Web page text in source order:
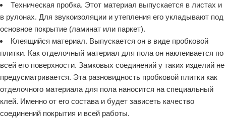
Техническая пробка. Этот материал выпускается в листах и
в рулонах. Для звукоизоляции и утепления его укладывают под
основное покрытие (ламинат или паркет).
Клеящийся материал. Выпускается он в виде пробковой
плитки. Как отделочный материал для пола он наклеивается по
всей его поверхности. Замковых соединений у таких изделий не
предусматривается. Эта разновидность пробковой плитки как
отделочного материала для пола наносится на специальный
клей. Именно от его состава и будет зависеть качество
соединений покрытия и всей работы.